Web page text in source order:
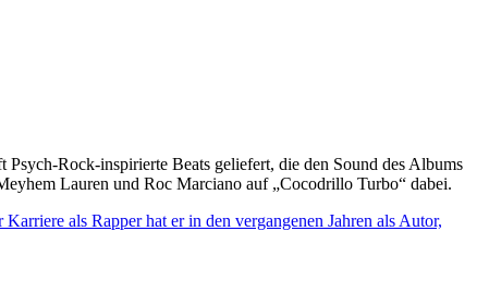
Rock-inspirierte Beats geliefert, die den Sound des Albums
Lauren und Roc Marciano auf „Cocodrillo Turbo“ dabei.
Karriere als Rapper hat er in den vergangenen Jahren als Autor,